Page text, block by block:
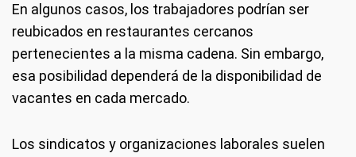
En algunos casos, los trabajadores podrían ser
reubicados en restaurantes cercanos
pertenecientes a la misma cadena. Sin embargo,
esa posibilidad dependerá de la disponibilidad de
vacantes en cada mercado.
Los sindicatos y organizaciones laborales suelen